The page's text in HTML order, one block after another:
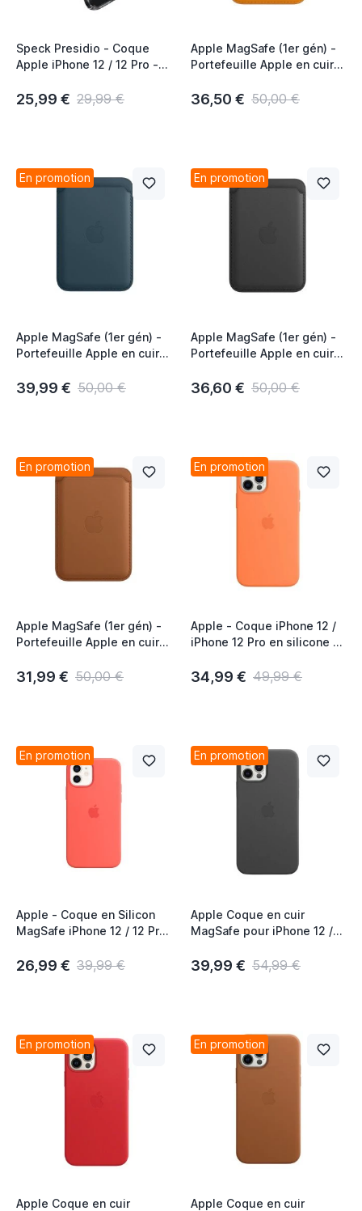
Speck Presidio - Coque
Apple iPhone 12 / 12 Pro -
25,99 € 29,99 €
Apple MagSafe (1er gén) -
Portefeuille Apple en cuir
Poppy
36,50 € 50,00 €
En promotion
Apple MagSafe (1er gén) -
Portefeuille Apple en cuir
39,99 € 50,00 €
En promotion
Apple MagSafe (1er gén) -
Portefeuille Apple en cuir
36,60 € 50,00 €
En promotion
Apple MagSafe (1er gén) -
Portefeuille Apple en cuir
Brown
31,99 € 50,00 €
En promotion
Apple - Coque iPhone 12 /
iPhone 12 Pro en silicone -
34,99 € 49,99 €
En promotion
Apple - Coque en Silicon
MagSafe iPhone 12 / 12 Pro
26,99 € 39,99 €
En promotion
Apple Coque en cuir
MagSafe pour iPhone 12 /
39,99 € 54,99 €
En promotion
Apple Coque en cuir
En promotion
Apple Coque en cuir